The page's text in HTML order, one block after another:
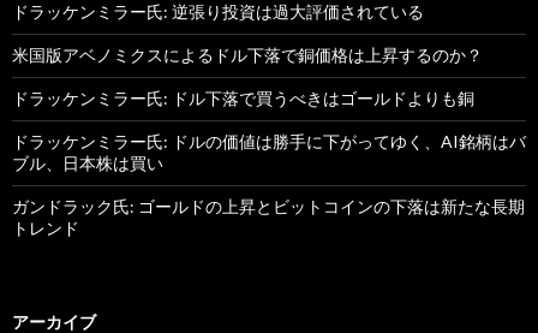
ドラッケンミラー氏: 逆張り投資は過大評価されている
米国版アベノミクスによるドル下落で銅価格は上昇するのか？
ドラッケンミラー氏: ドル下落で買うべきはゴールドよりも銅
ドラッケンミラー氏: ドルの価値は勝手に下がってゆく、AI銘柄はバ
ブル、日本株は買い
ガンドラック氏: ゴールドの上昇とビットコインの下落は新たな長期
トレンド
アーカイブ